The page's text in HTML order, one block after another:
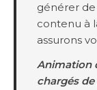
générer
contenu à
assurons
Animation
chargés